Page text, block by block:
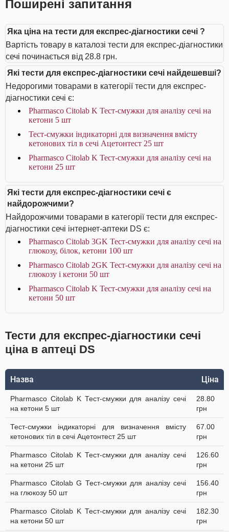
Поширені запитання
Яка ціна на тести для експрес-діагностики сечі ?
Вартість товару в каталозі тести для експрес-діагностики
сечі починається від 28.8 грн.
Які тести для експрес-діагностики сечі найдешевші?
Недорогими товарами в категорії тести для експрес-
діагностики сечі є:
Pharmasco Citolab K Тест-смужки для аналізу сечі на
кетони 5 шт
Тест-смужки індикаторні для визначення вмісту
кетонових тіл в сечі Ацетонтест 25 шт
Pharmasco Citolab K Тест-смужки для аналізу сечі на
кетони 25 шт
Які тести для експрес-діагностики сечі є
найдорожчими?
Найдорожчими товарами в категорії тести для експрес-
діагностики сечі інтернет-аптеки DS є:
Pharmasco Citolab 3GK Тест-смужки для аналізу сечі на
глюкозу, білок, кетони 100 шт
Pharmasco Citolab 2GK Тест-смужки для аналізу сечі на
глюкозу і кетони 50 шт
Pharmasco Citolab K Тест-смужки для аналізу сечі на
кетони 50 шт
Тести для експрес-діагностики сечі
ціна в аптеці DS
Назва Ціна
Pharmasco Citolab K Тест-смужки для аналізу сечі
на кетони 5 шт
28.80
грн
Тест-смужки індикаторні для визначення вмісту
кетонових тіл в сечі Ацетонтест 25 шт
67.00
грн
Pharmasco Citolab K Тест-смужки для аналізу сечі
на кетони 25 шт
126.60
грн
Pharmasco Citolab G Тест-смужки для аналізу сечі
на глюкозу 50 шт
156.40
грн
Pharmasco Citolab K Тест-смужки для аналізу сечі
на кетони 50 шт
182.30
грн